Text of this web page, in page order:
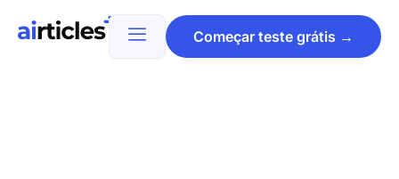
Começar teste grátis →